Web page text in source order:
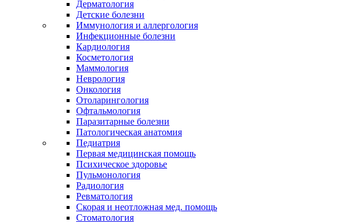
Дерматология
Детские болезни
Иммунология и аллергология
Инфекционные болезни
Кардиология
Косметология
Маммология
Неврология
Онкология
Отоларингология
Офтальмология
Паразитарные болезни
Патологическая анатомия
Педиатрия
Первая медицинская помощь
Психическое здоровье
Пульмонология
Радиология
Ревматология
Скорая и неотложная мед. помощь
Стоматология